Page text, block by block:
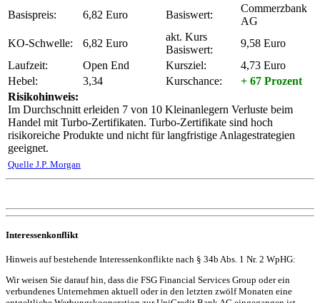
Basispreis: 6,82 Euro Basiswert:
Commerzbank
AG
KO-Schwelle:
6,82 Euro
akt. Kurs
Basiswert:
9,58 Euro
Laufzeit:
Open End Kursziel:
4,73 Euro
Hebel:
3,34 Kurschance:
+ 67 Prozent
Risikohinweis:
Im Durchschnitt erleiden 7 von 10 Kleinanlegern Verluste beim
Handel mit Turbo-Zertifikaten. Turbo-Zertifikate sind hoch
risikoreiche Produkte und nicht für langfristige Anlagestrategien
geeignet.
Quelle J.P. Morgan
Interessenkonflikt
Hinweis auf bestehende Interessenkonflikte nach § 34b Abs. 1 Nr. 2 WpHG:
Wir weisen Sie darauf hin, dass die FSG Financial Services Group oder ein
verbundenes Unternehmen aktuell oder in den letzten zwölf Monaten eine